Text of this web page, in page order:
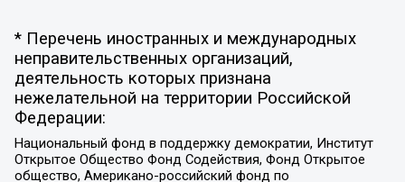
* Перечень иностранных и международных
неправительственных организаций,
деятельность которых признана
нежелательной на территории Российской
Федерации:
Национальный фонд в поддержку демократии, Институт
Открытое Общество Фонд Содействия, Фонд Открытое
общество, Американо-российский фонд по